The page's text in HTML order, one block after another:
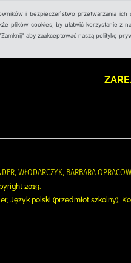
i bezpieczeństwo przetwarzania
plików cookies, by ułatwić korzystanie z
aby zaakceptować naszą politykę
WŁODARCZYK, BARBARA
2019.
Język polski (przedmiot szkolny),